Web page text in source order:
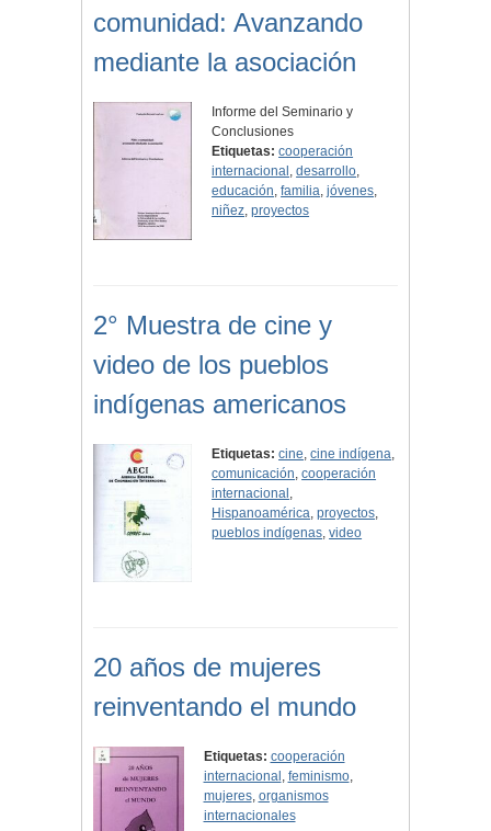
comunidad: Avanzando
mediante la asociación
Informe del Seminario y
Conclusiones
Etiquetas: cooperación
internacional ,desarrollo,
educación,familia,jóvenes,
niñez,proyectos
2° Muestra de cine y
video de los pueblos
indígenas americanos
Etiquetas: cine,cine indígena,
comunicación,cooperación
internacional ,
Hispanoamérica,proyectos,
pueblos indígenas,video
20 años de mujeres
reinventando el mundo
Etiquetas: cooperación
internacional , feminismo,
mujeres, organismos
internacionales